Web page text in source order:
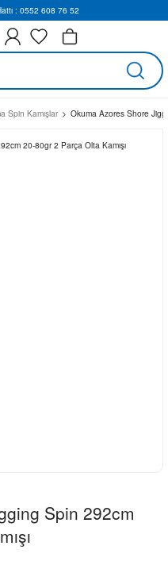
: 0552 608 76 52
Spin Kamışlar Okuma Azores Shore
Spin 292cm